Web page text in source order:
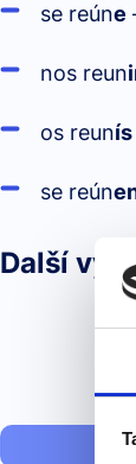
se reúne
nos reun
os reunís
se reún
Další